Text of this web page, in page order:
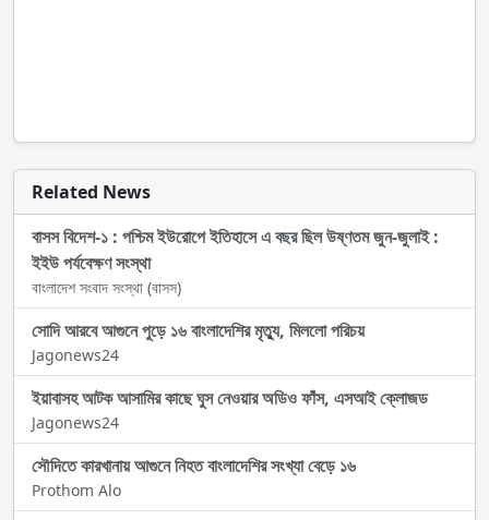
Related News
বাসস বিদেশ-১ : পশ্চিম ইউরোপে ইতিহাসে এ বছর ছিল উষ্ণতম জুন-জুলাই :
ইইউ পর্যবেক্ষণ সংস্থা
বাংলাদেশ সংবাদ সংস্থা (বাসস)
সোদি আরবে আগুনে পুড়ে ১৬ বাংলাদেশির মৃত্যু, মিললো পরিচয়
Jagonews24
ইয়াবাসহ আটক আসামির কাছে ঘুস নেওয়ার অডিও ফাঁস, এসআই ক্লোজড
Jagonews24
সৌদিতে কারখানায় আগুনে নিহত বাংলাদেশির সংখ্যা বেড়ে ১৬
Prothom Alo